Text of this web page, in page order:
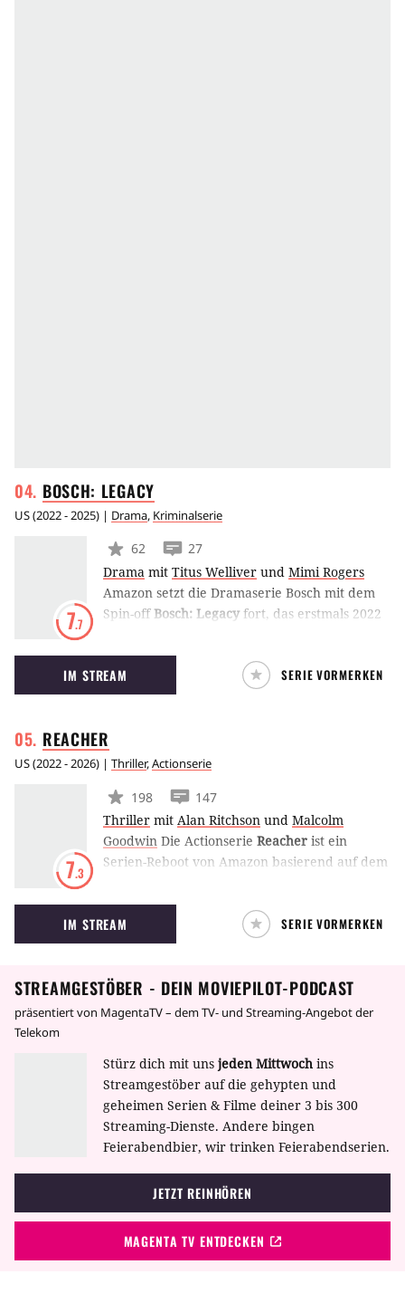
BOSCH: LEGACY
US(2022 - 2025) | Drama, Kriminalserie
7.7
62
27
Drama mit Titus Welliver und Mimi Rogers
Amazon setzt die Dramaserie Bosch mit dem
Spin-off Bosch: Legacy fort, das erstmals 2022
neuen Serie beginnt Harry Bosch einen neuen
Lebensabschnitt und muss mit Anwältin
Honey Chandler zusammenarbeiten, um für
IM STREAM SERIE VORMERKEN
REACHER
US(2022 - 2026) | Thriller,Actionserie
7.3
198
147
Thriller mit Alan Ritchson und Malcolm
Goodwin Die Actionserie Reacher ist ein
Serien-Reboot von Amazon basierend auf dem
von Lee Child. Darin wird der Ex-Militär Jack
Reacher wegen Mordes festgenommen.
Daraufhin muss er seine Unschuld beweisen.
IM STREAM SERIE VORMERKEN
STREAMGESTÖBER - DEIN MOVIEPILOT-PODCAST
präsentiert von MagentaTV – dem TV- und Streaming-Angebot der
Telekom
Stürz dich mit uns jeden Mittwoch ins
Streamgestöber auf die gehypten und
geheimen Serien & Filme deiner 3 bis 300
Streaming-Dienste. Andere bingen
Feierabendbier, wir trinken Feierabendserien.
JETZT REINHÖREN
MAGENTA TV ENTDECKEN